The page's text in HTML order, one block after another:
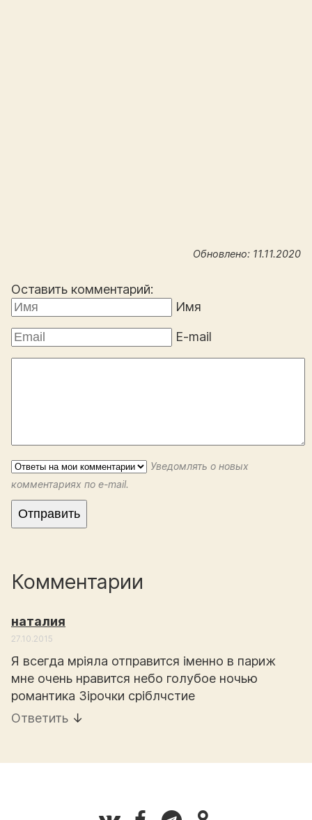
Обновлено: 11.11.2020
Оставить комментарий:
Имя
E-mail
Уведомлять о новых
комментариях по e-mail.
Комментарии
наталия
27.10.2015
Я всегда мріяла отправится іменно в париж
мне очень нравится небо голубое ночью
романтика Зірочки сріблчстие
Ответить ↓